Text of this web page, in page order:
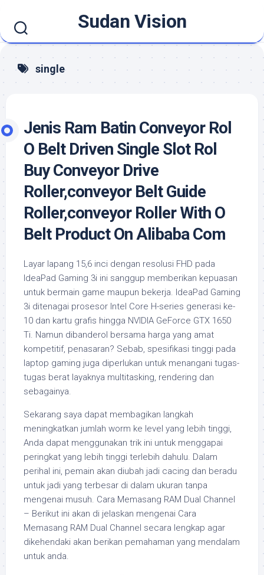
content
Sudan Vision
single
Jenis Ram Batin Conveyor Rol
O Belt Driven Single Slot Rol
Buy Conveyor Drive
Roller,conveyor Belt Guide
Roller,conveyor Roller With O
Belt Product On Alibaba Com
Layar lapang 15,6 inci dengan resolusi FHD pada
IdeaPad Gaming 3i ini sanggup memberikan kepuasan
untuk bermain game maupun bekerja. IdeaPad Gaming
3i ditenagai prosesor Intel Core H-series generasi ke-
10 dan kartu grafis hingga NVIDIA GeForce GTX 1650
Ti. Namun dibanderol bersama harga yang amat
kompetitif, penasaran? Sebab, spesifikasi tinggi pada
laptop gaming juga diperlukan untuk menangani tugas-
tugas berat layaknya multitasking, rendering dan
sebagainya.
Sekarang saya dapat membagikan langkah
meningkatkan jumlah worm ke level yang lebih tinggi,
Anda dapat menggunakan trik ini untuk menggapai
peringkat yang lebih tinggi terlebih dahulu. Dalam
perihal ini, pemain akan diubah jadi cacing dan beradu
untuk jadi yang terbesar di dalam ukuran tanpa
mengenai musuh. Cara Memasang RAM Dual Channel
– Berikut ini akan di jelaskan mengenai Cara
Memasang RAM Dual Channel secara lengkap agar
dikehendaki akan berikan pemahaman yang mendalam
untuk anda.